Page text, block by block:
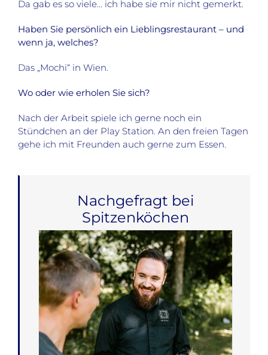
Da gab es so viele… ich habe sie mir nicht gemerkt.
Haben Sie persönlich ein Lieblingsrestaurant – und
wenn ja, welches?
Das „Mochi“ in Wien.
Wo oder wie erholen Sie sich?
Nach der Arbeit spiele ich gerne noch ein
Stündchen an der Play Station. An den freien Tagen
gehe ich mit Freunden auch gerne zum Essen.
Nachgefragt bei
Spitzenköchen